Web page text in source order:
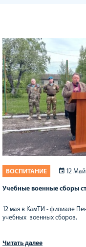
ВОСПИТАНИЕ 12
Учебные военные сборы
12 мая в КамТИ - филиале
учебных военных сборов.
Читать далее